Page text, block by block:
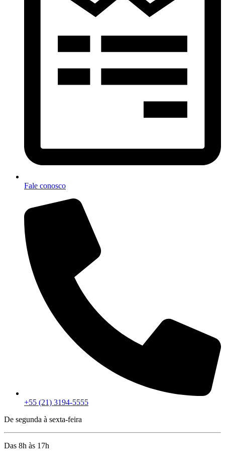
Fale conosco
+55 (21) 3194-5555
De segunda à sexta-feira
Das 8h às 17h